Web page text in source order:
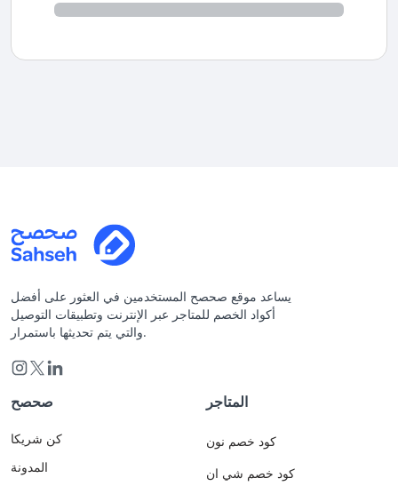
يساعد موقع صحصح المستخدمين في العثور على أفضل
أكواد الخصم للمتاجر عبر الإنترنت وتطبيقات التوصيل
والتي يتم تحديثها باستمرار.
صحصح
كن شريكا
المدونة
المتاجر
كود خصم نون
كود خصم شي ان